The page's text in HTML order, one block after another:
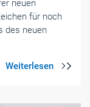
neuen
für noch
des neuen